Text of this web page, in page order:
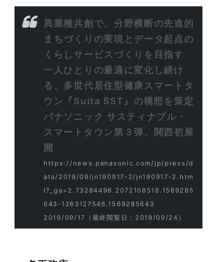
異業種共創で、分野横断の先進的
まちづくりの実現とデータ起点の
くらしサービスづくりを目指す
一人ひとりの最適に変化し続け
る、多世代居住型健康スマートタ
ウン『Suita SST』の構想を策定
パナソニック サスティナブル・
スマートタウン第３弾、関西初展
開
https://news.panasonic.com/jp/press/d
ata/2019/09/jn190917-2/jn190917-2.htm
l?_ga=2.73284496.2072108518.1569285
643-1263127546.1569285643
2019/09/17
（最終閲覧日：2019/09/24）